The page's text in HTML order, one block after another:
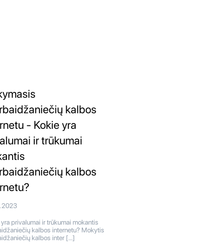
kalbos
- Kokie yra
ir trūkumai
kalbos
privalumai ir trūkumai mokantis
kalbos internetu? Mokytis
kalbos inter […]